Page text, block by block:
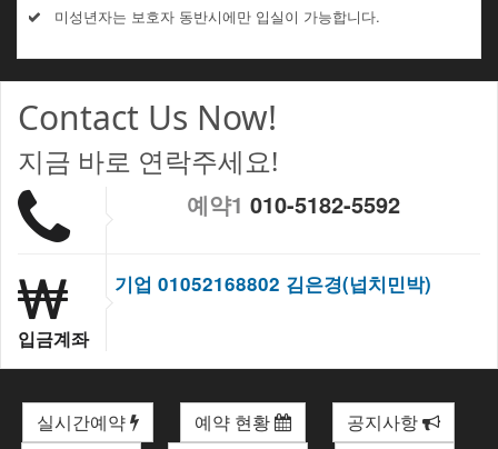
미성년자는 보호자 동반시에만 입실이 가능합니다.
Contact Us Now!
지금 바로 연락주세요!
예약1 010-5182-5592
입금계좌
기업 01052168802 김은경(넙치민박)
실시간예약 예약 현황 공지사항